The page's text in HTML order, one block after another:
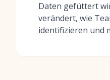
Daten gefüttert
verändert, wie
identifizieren und